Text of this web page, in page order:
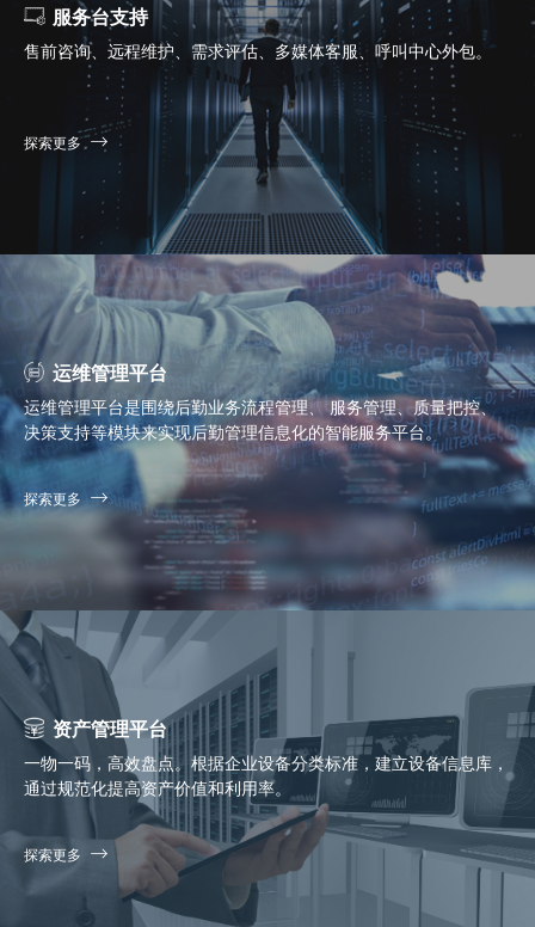
服务台支持
售前咨询、远程维护、需求评估、多媒体客服、呼叫中心外包。
探索更多
运维管理平台
运维管理平台是围绕后勤业务流程管理、 服务管理、质量把控、
决策支持等模块来实现后勤管理信息化的智能服务平台。
探索更多
资产管理平台
一物一码，高效盘点。根据企业设备分类标准，建立设备信息库，
通过规范化提高资产价值和利用率。
探索更多